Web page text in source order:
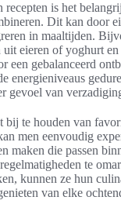
recepten is het
Dit kan door
in maaltijden.
eieren of yoghurt
een gebalanceerd
energieniveaus
gevoel van
bij te houden van
men eenvoudig
maken die passen
te
kunnen ze hun
van elke